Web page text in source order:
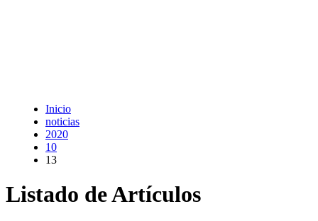
Inicio
noticias
2020
10
13
Listado de Artículos